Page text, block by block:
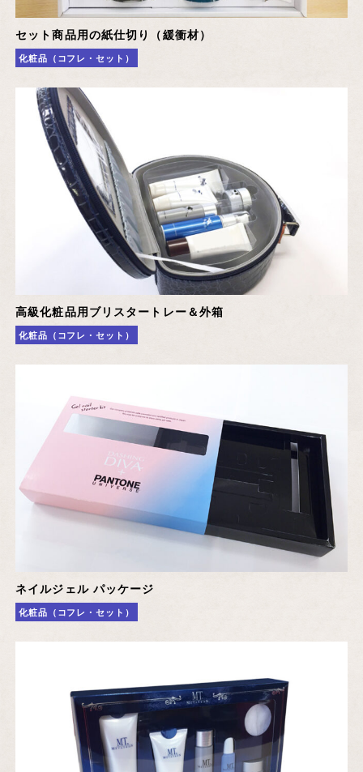
セット商品用の紙仕切り（緩衝材）
化粧品（コフレ・セット）
高級化粧品用ブリスタートレー＆外箱
化粧品（コフレ・セット）
ネイルジェル パッケージ
化粧品（コフレ・セット）